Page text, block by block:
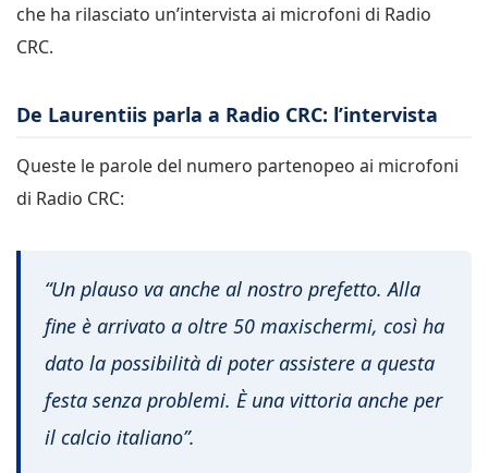
che ha rilasciato un’intervista ai microfoni di Radio
CRC.
De Laurentiis parla a Radio CRC: l’intervista
Queste le parole del numero partenopeo ai microfoni
di Radio CRC:
“Un plauso va anche al nostro prefetto. Alla
fine è arrivato a oltre 50 maxischermi, così ha
dato la possibilità di poter assistere a questa
festa senza problemi. È una vittoria anche per
il calcio italiano”.